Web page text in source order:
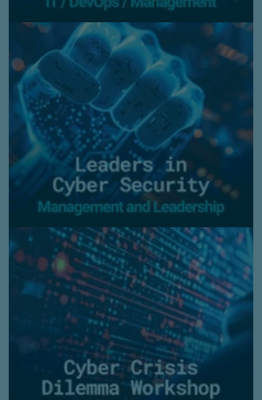
manieren zijn waarop je jouw unieke
Doelgroep:
IT / DevOps / Management
Duur:
2 uur
Leaders in Cyber Security
Leiders binnen de organisatie worden
ingewijd in de wereld van de cybersecurity
en krijgen inzicht in hoe ze een rolmodel
kunnen zijn wat betreft cyberveilig gedrag.
Ook leren ze de mogelijke obstakels
herkennen.
Doelgroep: Management
en leiders
Duur:2 uur
Cyber Crisis Dilemma Workshop
Welke beslissingen moet je nemen tijdens
een cyberincident? Je doorloopt realistische
scenario's van cybercrises en dilemma's en
krijgt meer inzicht in het belang van
cybersecurity. De bewustwording wordt zo